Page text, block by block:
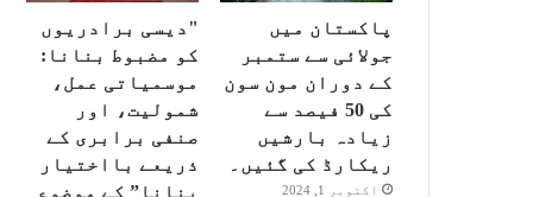
پاکستان میں
جولائی سے ستمبر
کے دوران مون سون
کی 50 فیصد سے
زیادہ بارشیں
ریکارڈ کی گئیں۔
اکتوبر 1, 2024
"دیسی برادریوں
کو مضبوط بنانا:
موسمیاتی عمل،
شمولیت، اور
صنفی برابری کے
ذریعے بااختیار
بنانا” کے موضوع